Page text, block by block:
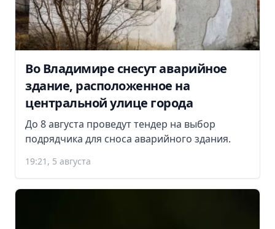
Во Владимире снесут аварийное
здание, расположенное на
центральной улице города
До 8 августа проведут тендер на выбор
подрядчика для сноса аварийного здания.
19:21, 5 августа